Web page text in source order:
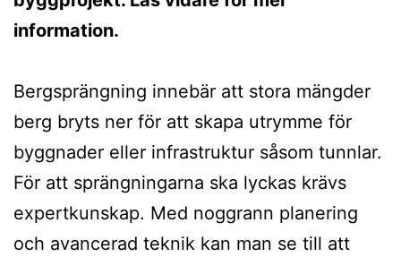
information.
Bergsprängning innebär att stora mängder
berg bryts ner för att skapa utrymme för
byggnader eller infrastruktur såsom tunnlar.
För att sprängningarna ska lyckas krävs
expertkunskap. Med noggrann planering
och avancerad teknik kan man se till att